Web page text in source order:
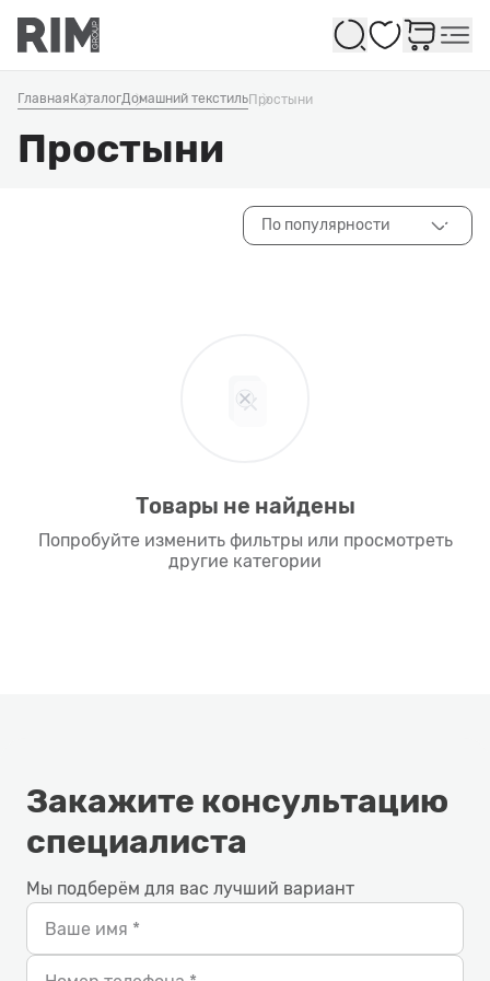
Избранное
Главная КаталогДомашний текстильПростыни
Простыни
По популярности
Товары не найдены
Попробуйте изменить фильтры или просмотреть
другие категории
Закажите консультацию
специалиста
Мы подберём для вас лучший вариант